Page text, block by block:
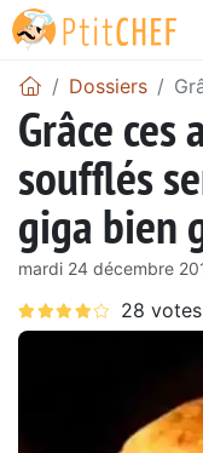
Dossiers
Grâce ces
soufflés
giga bien
mardi 24 décembre